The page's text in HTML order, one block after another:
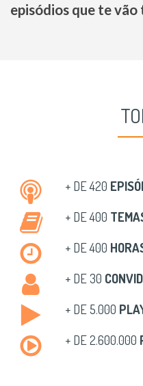
episódios que te
+ DE 420
+ DE 400
+ DE 400
+ DE 30
+ DE 5.000
+ DE 2.600.000